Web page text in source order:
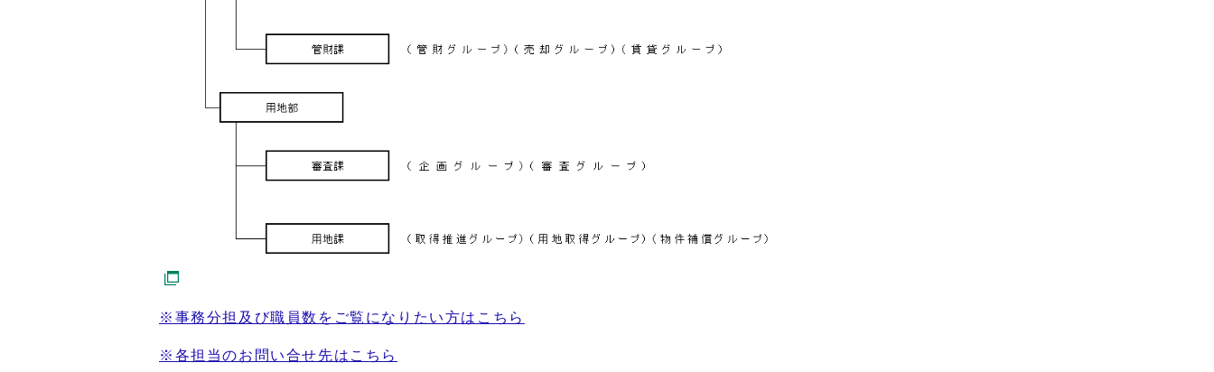
※事務分担及び職員数をご覧になりたい方はこちら
※各担当のお問い合せ先はこちら